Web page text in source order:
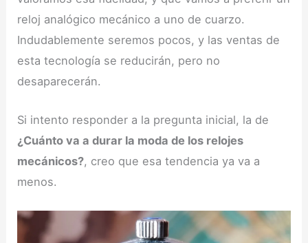
reloj analógico mecánico a uno de cuarzo.
Indudablemente seremos pocos, y las ventas de
esta tecnología se reducirán, pero no
desaparecerán.
Si intento responder a la pregunta inicial, la de
¿Cuánto va a durar la moda de los relojes
mecánicos?, creo que esa tendencia ya va a
menos.